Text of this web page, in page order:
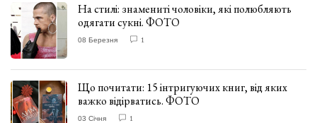
На стилі: знамениті чоловіки, які полюбляють
одягати сукні. ФОТО
08 Березня 1
Що почитати: 15 інтригуючих книг, від яких
важко відірватись. ФОТО
03 Січня 1